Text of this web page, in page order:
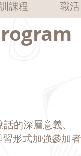
課程 職活
的深層意義、
形式加強參加者